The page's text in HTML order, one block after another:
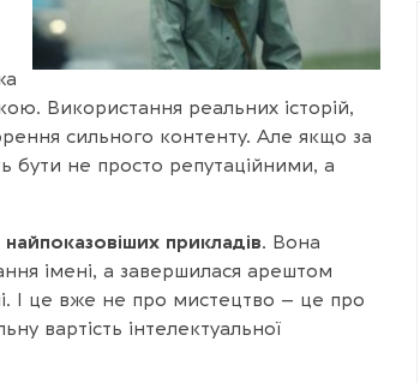
Використання реальних історій,
сильного контенту. Але якщо за
бути не просто репутаційними, а
прикладів. Вона
імені, а завершилася арештом
І це вже не про мистецтво – це про
вартість інтелектуальної